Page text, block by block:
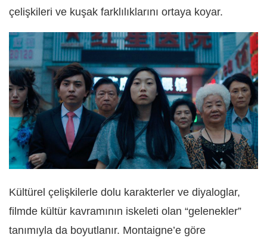
çelişkileri ve kuşak farklılıklarını ortaya koyar.
Kültürel çelişkilerle dolu karakterler ve diyaloglar,
filmde kültür kavramının iskeleti olan “gelenekler”
tanımıyla da boyutlanır. Montaigne’e göre